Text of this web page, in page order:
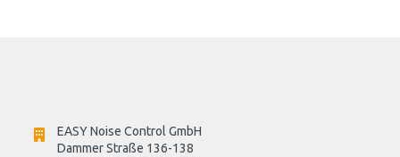
EASY Noise Control GmbH
Dammer Straße 136-138